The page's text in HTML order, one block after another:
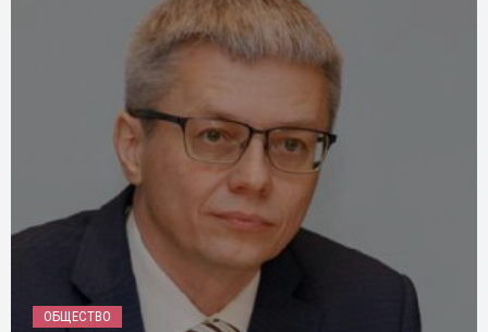
ОБЩЕСТВО